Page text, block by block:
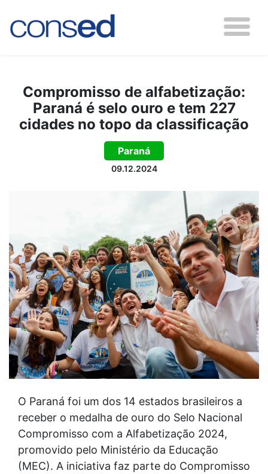
Compromisso de alfabetização:
Paraná é selo ouro e tem 227
cidades no topo da classificação
Paraná
09.12.2024
O Paraná foi um dos 14 estados brasileiros a
receber o medalha de ouro do Selo Nacional
Compromisso com a Alfabetização 2024,
promovido pelo Ministério da Educação
(MEC). A iniciativa faz parte do Compromisso